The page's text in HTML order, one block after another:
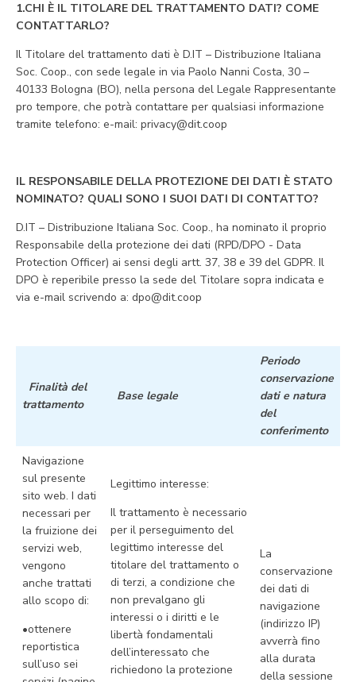
1.CHI È IL TITOLARE DEL TRATTAMENTO DATI? COME
CONTATTARLO?
Il Titolare del trattamento dati è D.IT – Distribuzione Italiana
Soc. Coop., con sede legale in via Paolo Nanni Costa, 30 –
40133 Bologna (BO), nella persona del Legale Rappresentante
pro tempore, che potrà contattare per qualsiasi informazione
tramite telefono: e-mail: privacy@dit.coop
IL RESPONSABILE DELLA PROTEZIONE DEI DATI È STATO
NOMINATO? QUALI SONO I SUOI DATI DI CONTATTO?
D.IT – Distribuzione Italiana Soc. Coop., ha nominato il proprio
Responsabile della protezione dei dati (RPD/DPO - Data
Protection Officer) ai sensi degli artt. 37, 38 e 39 del GDPR. Il
DPO è reperibile presso la sede del Titolare sopra indicata e
via e-mail scrivendo a: dpo@dit.coop
Finalità del
trattamento
Base legale
Periodo
conservazione
dati e natura
del
conferimento
Navigazione
sul presente
sito web. I dati
necessari per
la fruizione dei
servizi web,
vengono
anche trattati
allo scopo di:
•ottenere
reportistica
sull’uso sei
Legittimo interesse:
Il trattamento è necessario
per il perseguimento del
legittimo interesse del
titolare del trattamento o
di terzi, a condizione che
non prevalgano gli
interessi o i diritti e le
libertà fondamentali
dell’interessato che
richiedono la protezione
La
conservazione
dei dati di
navigazione
(indirizzo IP)
avverrà fino
alla durata
della sessione